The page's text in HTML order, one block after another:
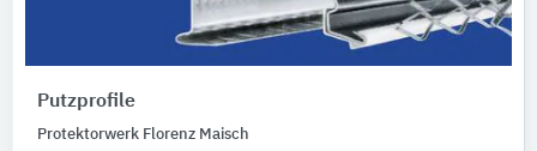
Putzprofile
Protektorwerk Florenz Maisch